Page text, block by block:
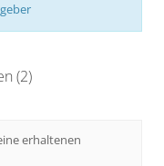
(2)
erhaltenen